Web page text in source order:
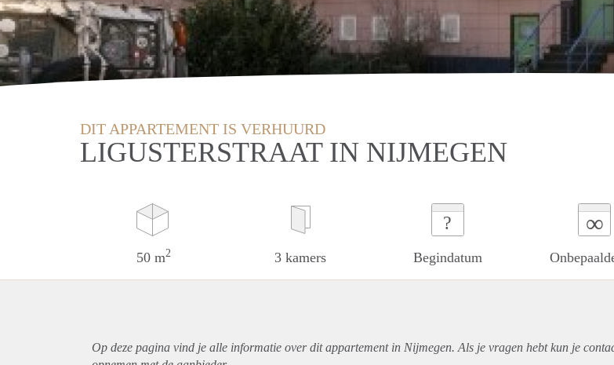
DIT APPARTEMENT IS VERHUURD
LIGUSTERSTRAAT IN NIJMEGEN
50 m2 3 kamers
?
Begindatum
∞
Op deze pagina vind je alle informatie over ditappartementin Nijmegen. Als je vragen hebt kun je